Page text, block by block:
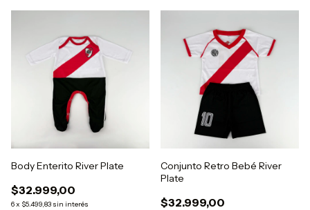
Body Enterito River Plate
$32.999,00
6x $5.499,83 sin interés
Conjunto Retro Bebé River
Plate
$32.999,00